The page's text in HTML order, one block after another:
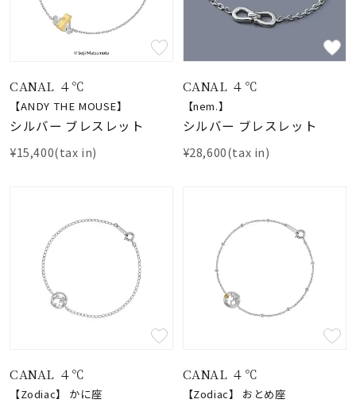
CANAL ４℃
【ANDY THE MOUSE】
シルバー ブレスレット
¥15,400(tax in)
CANAL ４℃
【nem.】
シルバー ブレスレット
¥28,600(tax in)
CANAL ４℃
【Zodiac】 かに座
CANAL ４℃
【Zodiac】 おとめ座